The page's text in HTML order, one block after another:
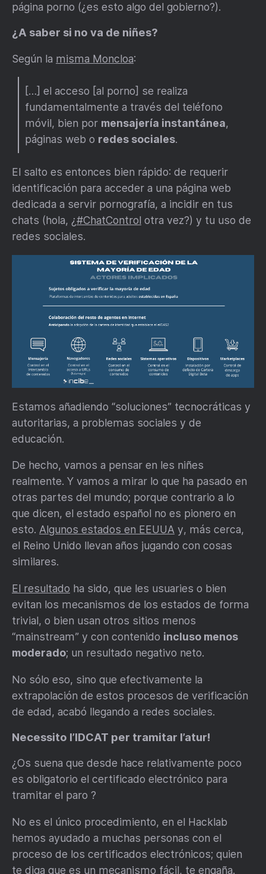
página porno (¿es esto algo del gobierno?).
¿A saber si no va de niñes?
Según la misma Moncloa:
[…] el acceso [al porno] se realiza
fundamentalmente a través del teléfono
móvil, bien por mensajería instantánea,
páginas web o redes sociales.
El salto es entonces bien rápido: de requerir
identificación para acceder a una página web
dedicada a servir pornografía, a incidir en tus
chats (hola, ¿#ChatControl otra vez?) y tu uso de
redes sociales.
Estamos añadiendo “soluciones” tecnocráticas y
autoritarias, a problemas sociales y de
educación.
De hecho, vamos a pensar en les niñes
realmente. Y vamos a mirar lo que ha pasado en
otras partes del mundo; porque contrario a lo
que dicen, el estado español no es pionero en
esto. Algunos estados en EEUUA y, más cerca,
el Reino Unido llevan años jugando con cosas
similares.
El resultado ha sido, que les usuaries o bien
evitan los mecanismos de los estados de forma
trivial, o bien usan otros sitios menos
“mainstream” y con contenido incluso menos
moderado; un resultado negativo neto.
No sólo eso, sino que efectivamente la
extrapolación de estos procesos de verificación
de edad, acabó llegando a redes sociales.
Necessito l’IDCAT per tramitar l’atur!
¿Os suena que desde hace relativamente poco
es obligatorio el certificado electrónico para
tramitar el paro ?
No es el único procedimiento, en el Hacklab
hemos ayudado a muchas personas con el
proceso de los certificados electrónicos; quien
te diga que es un mecanismo fácil, te engaña.